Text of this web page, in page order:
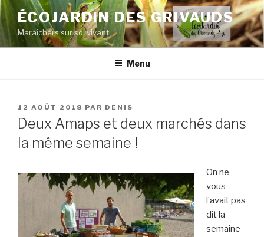
Aller
au
contenu
principal
ÉCOJARDIN DES GRIVAUDS
Maraîchers sur sol vivant
Menu
PUBLIÉ
LE
12 AOÛT 2018 PAR DENIS
Deux Amaps et deux marchés dans
la même semaine !
On ne
vous
l’avait pas
dit la
semaine